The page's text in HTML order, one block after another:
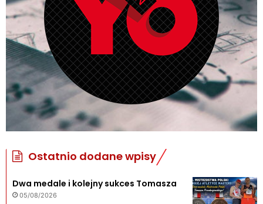
Ostatnio dodane wpisy
Dwa medale i kolejny sukces Tomasza
05/08/2026